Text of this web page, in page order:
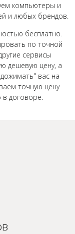
компьютеры и
и любых брендов.
бесплатно.
по точной
сервисы
дешевую цену, а
вас на
точную цену
в договоре.